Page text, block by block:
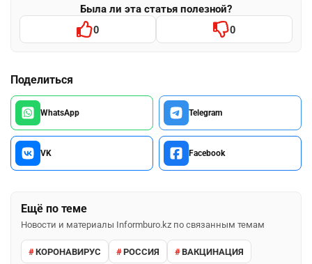
Была ли эта статья полезной?
0 0
Поделиться
WhatsApp Telegram
VK Facebook
Ещё по теме
Новости и материалы Informburo.kz по связанным темам
КОРОНАВИРУС РОССИЯ ВАКЦИНАЦИЯ